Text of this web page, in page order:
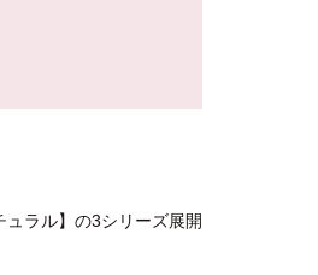
ラル】の3シリーズ展開